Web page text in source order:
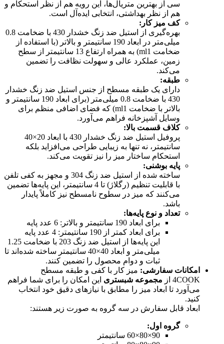
سی از بهترین متریال‌ها، این رویه هم از نظر استحکام و
هم از نظر بهداشتی، انتخابی ایده‌آل است.
کف میز کار :
بهره‌گیری از استیل ضد زنگ خشدار 430 با ضخامت 0.8
میلی‌متر در ابعاد 190 سانتیمتر و بالاتر (با استفاده از
ضخامت ml1) به همراه ارتفاع 13 سانتیمتر از سطح
زمین، عملکرد عالی و سهولت نظافت را تضمین
می‌کند.
طبقه:
دارای یک طبقه مسطح از جنس استیل ضد زنگ خشدار
430 با ضخامت 0.8 میلی‌متر (برای ابعاد 190 سانتیمتر و
بالاتر با ضخامت ml1) که فضای اضافی منظم برای
وسایل آشپزخانه فراهم می‌آورد.
کلاف قسمت بالا:
پروفیل استیل ضد زنگ خشدار 430 با ابعاد 20×40
سانتیمتر، نه تنها به زیبایی طراحی می‌افزاید بلکه
استحکام ساختار میز را نیز تقویت می‌کند.
پایه بوشنی:
ساخته شده از استیل ضد زنگ 304 و مجهز به کفی تلفن
با قابلیت تنظیم (رگلاژ) تا 4 سانتیمتر، این پایه‌ها تضمین
می‌کنند که میز در سطوح نامسطح نیز کاملاً پایدار
باشد.
تعداد و نوع پایه‌ها:
برای ابعاد 190 سانتیمتر و بالاتر: 6 عدد پایه
برای ابعاد کمتر از 190 سانتیمتر: 4 عدد پایه
این پایه‌ها از استیل ضد زنگ 203 با ضخامت 1.25
میلی‌متر و ابعاد 40×40 سانتیمتر ساخته شده‌اند تا
ثبات و دوام محصول را تضمین کنند.
امکانات سفارشی: میز کار با کفی و طبقه مسطح
4COOK از
مجموعه شبستری این امکان را برای شما فراهم
می‌آورد تا ابعاد میز را مطابق با نیازهای دقیق خود انتخاب
کنید.
ابعاد قابل سفارش در سه گروه به صورت زیر هستند:
گروه اول:
90×80×60 سانتیمتر